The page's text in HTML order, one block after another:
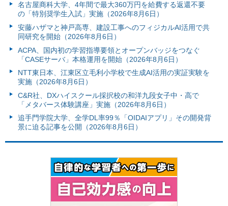
名古屋商科大学、4年間で最大360万円を給費する返還不要
の「特別奨学生入試」実施（2026年8月6日）
安藤ハザマと神戸高専、建設工事へのフィジカルAI活用で共
同研究を開始（2026年8月6日）
ACPA、国内初の学習指導要領とオープンバッジをつなぐ
「CASEサーバ」本格運用を開始（2026年8月6日）
NTT東日本、江東区立毛利小学校で生成AI活用の実証実験を
実施（2026年8月6日）
C&R社、DXハイスクール採択校の和洋九段女子中・高で
「メタバース体験講座」実施（2026年8月6日）
追手門学院大学、全学DL率99％「OIDAIアプリ」その開発背
景に迫る記事を公開（2026年8月6日）